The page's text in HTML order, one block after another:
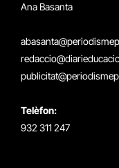
Ana Basanta
Telèfon:
932 311 247